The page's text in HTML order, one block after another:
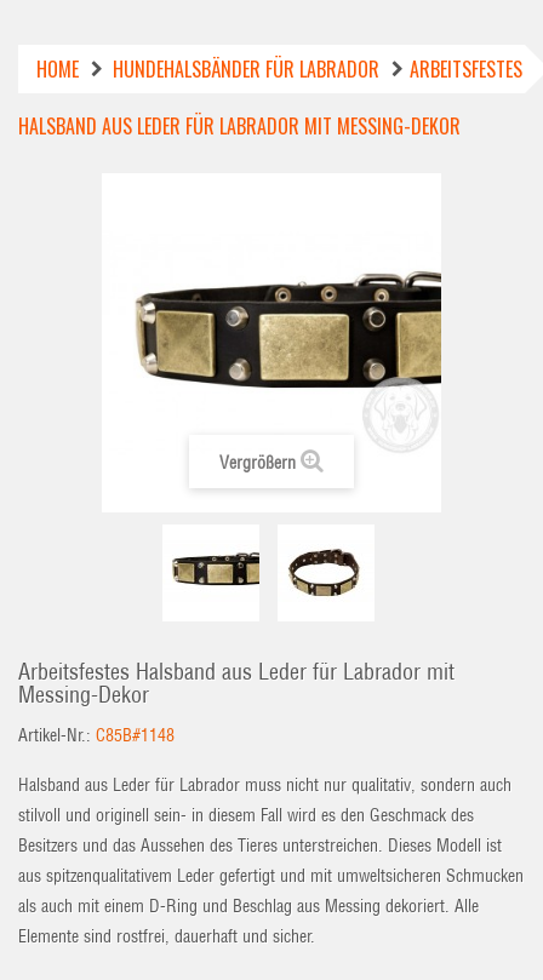
HOME HUNDEHALSBÄNDER FÜR LABRADOR
ARBEITSFESTES
HALSBAND AUS LEDER FÜR LABRADOR MIT MESSING-DEKOR
Vergrößern
Arbeitsfestes Halsband aus Leder für Labrador mit
Messing-Dekor
Artikel-Nr.: C85B#1148
Halsband aus Leder für Labrador muss nicht nur qualitativ, sondern auch
stilvoll und originell sein- in diesem Fall wird es den Geschmack des
Besitzers und das Aussehen des Tieres unterstreichen. Dieses Modell ist
aus spitzenqualitativem Leder gefertigt und mit umweltsicheren Schmucken
als auch mit einem D-Ring und Beschlag aus Messing dekoriert. Alle
Elemente sind rostfrei, dauerhaft und sicher.